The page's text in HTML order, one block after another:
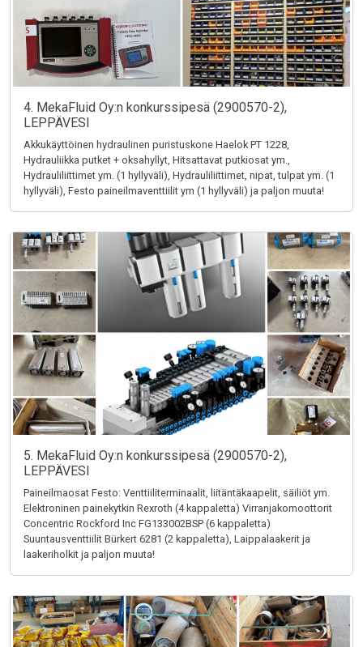
4. MekaFluid Oy:n konkurssipesä (2900570-2),
LEPPÄVESI
Akkukäyttöinen hydraulinen puristuskone Haelok PT 1228,
Hydrauliikka putket + oksahyllyt, Hitsattavat putkiosat ym.,
Hydrauliliittimet ym. (1 hyllyväli), Hydrauliliittimet, nipat, tulpat ym. (1
hyllyväli), Festo paineilmaventtiilit ym (1 hyllyväli) ja paljon muuta!
5. MekaFluid Oy:n konkurssipesä (2900570-2),
LEPPÄVESI
Paineilmaosat Festo: Venttiiliterminaalit, liitäntäkaapelit, säiliöt ym.
Elektroninen painekytkin Rexroth (4 kappaletta) Virranjakomoottorit
Concentric Rockford Inc FG133002BSP (6 kappaletta)
Suuntausventtiilit Bürkert 6281 (2 kappaletta), Laippalaakerit ja
laakeriholkit ja paljon muuta!